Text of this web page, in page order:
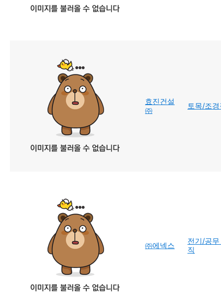
효진건설
㈜
토목/조
㈜에넥스
전기/공
직